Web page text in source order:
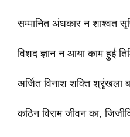
सम्मानित अंधकार न शाश्वत
विशद ज्ञान न आया काम हुई
अर्जित विनाश शक्ति श्रृंखला
कठिन विराम जीवन का,